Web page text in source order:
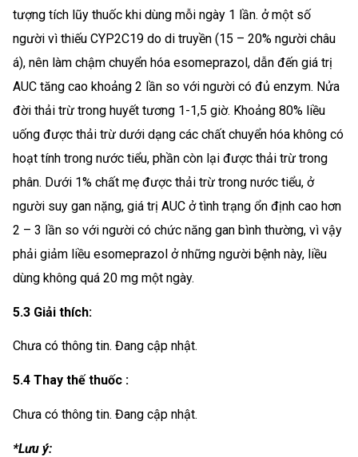
tượng tích lũy thuốc khi dùng mỗi ngày 1 lần. ở một số
người vì thiếu CYP2C19 do di truyền (15 – 20% người châu
á), nên làm chậm chuyển hóa esomeprazol, dẫn đến giá trị
AUC tăng cao khoảng 2 lần so với người có đủ enzym. Nửa
đời thải trừ trong huyết tương 1-1,5 giờ. Khoảng 80% liều
uống được thải trừ dưới dạng các chất chuyển hóa không có
hoạt tính trong nước tiểu, phần còn lại được thải trừ trong
phân. Dưới 1% chất mẹ được thải trừ trong nước tiểu, ở
người suy gan nặng, giá trị AUC ở tình trạng ổn định cao hơn
2 – 3 lần so với người có chức năng gan bình thường, vì vậy
phải giảm liều esomeprazol ở những người bệnh này, liều
dùng không quá 20 mg một ngày.
5.3 Giải thích:
Chưa có thông tin. Đang cập nhật.
5.4 Thay thế thuốc :
Chưa có thông tin. Đang cập nhật.
*Lưu ý: